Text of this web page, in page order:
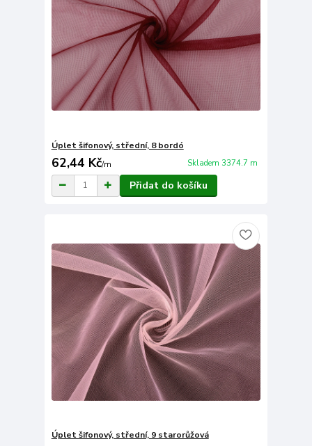
Úplet šifonový, střední, 8 bordó
62,44 Kč/m Skladem 3374.7 m
Přidat do košíku
Úplet šifonový, střední, 9 starorůžová